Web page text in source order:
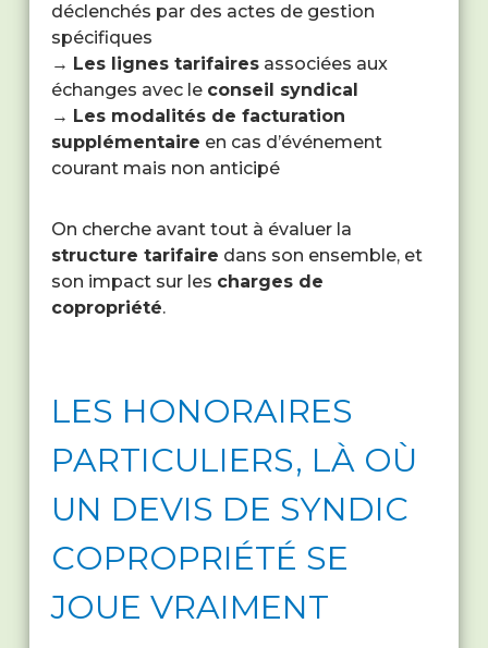
déclenchés par des actes de gestion
spécifiques
→ Les lignes tarifairesassociées aux
échanges avec le conseil syndical
→ Les modalités de facturation
supplémentaire en cas d’événement
courant mais non anticipé
On cherche avant tout à évaluer la
structure tarifaire dans son ensemble, et
son impact sur les charges de
copropriété.
LES HONORAIRES
PARTICULIERS, LÀ OÙ
UN DEVIS DE SYNDIC
COPROPRIÉTÉ SE
JOUE VRAIMENT